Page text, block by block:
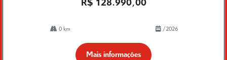
R$ 128.990,00
0 km /2026
Mais informações